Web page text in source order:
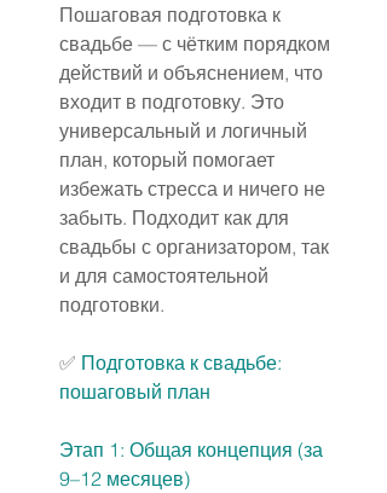
Пошаговая подготовка к
свадьбе — с чётким порядком
действий и объяснением, что
входит в подготовку. Это
универсальный и логичный
план, который помогает
избежать стресса и ничего не
забыть. Подходит как для
свадьбы с организатором, так
и для самостоятельной
подготовки.
✅ Подготовка к свадьбе:
пошаговый план
Этап 1: Общая концепция (за
9–12 месяцев)